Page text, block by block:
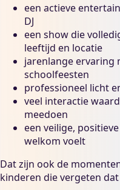
een actieve
DJ
een show die
leeftijd en locatie
jarenlange ervaring
schoolfeesten
professioneel licht
veel interactie
meedoen
een veilige,
welkom voelt
Dat zijn ook de
kinderen die vergeten